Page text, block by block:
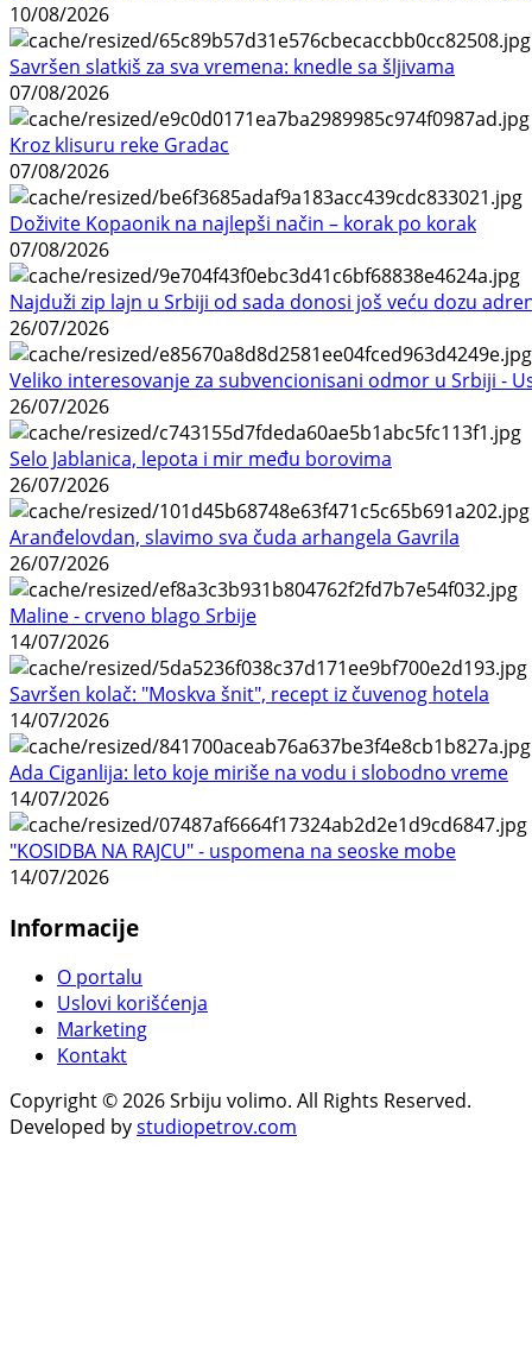
10/08/2026
Savršen slatkiš za sva vremena: knedle sa šljivama
07/08/2026
Kroz klisuru reke Gradac
07/08/2026
Doživite Kopaonik na najlepši način – korak po korak
07/08/2026
Najduži zip lajn u Srbiji od sada donosi još veću dozu
26/07/2026
Veliko interesovanje za subvencionisani odmor u Srbiji -
26/07/2026
Selo Jablanica, lepota i mir među borovima
26/07/2026
Aranđelovdan, slavimo sva čuda arhangela Gavrila
26/07/2026
Maline - crveno blago Srbije
14/07/2026
Savršen kolač: "Moskva šnit", recept iz čuvenog hotela
14/07/2026
Ada Ciganlija: leto koje miriše na vodu i slobodno vreme
14/07/2026
"KOSIDBA NA RAJCU" - uspomena na seoske mobe
14/07/2026
Informacije
O portalu
Uslovi korišćenja
Marketing
Kontakt
Copyright © 2026 Srbiju volimo. All Rights Reserved.
Developed bystudiopetrov.com